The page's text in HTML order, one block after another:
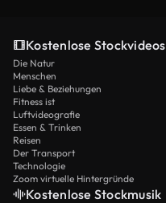
Kostenlose Stockvideos
Die Natur
Menschen
Liebe & Beziehungen
Fitness ist
Luftvideografie
Essen & Trinken
Reisen
Der Transport
Technologie
Zoom virtuelle Hintergründe
Kostenlose Stockmusik